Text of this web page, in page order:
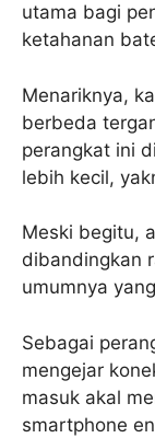
utama bagi
ketahanan
Menariknya,
berbeda
perangkat ini
lebih kecil,
Meski begitu,
dibandingkan
umumnya
Sebagai
mengejar
masuk akal
smartphone